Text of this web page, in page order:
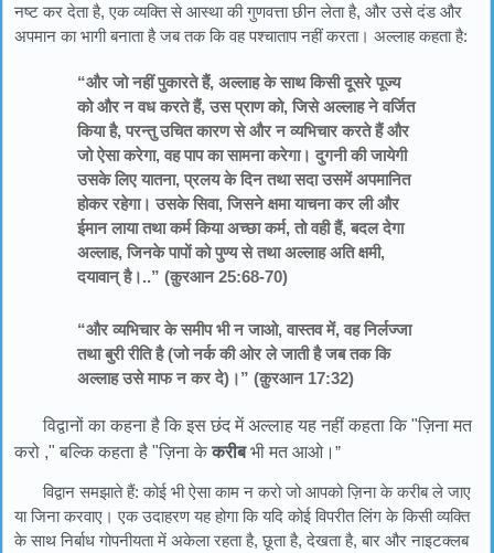
नष्ट कर देता है, एक व्यक्ति से आस्था की गुणवत्ता छीन लेता है, और उसे दंड और
अपमान का भागी बनाता है जब तक कि वह पश्चाताप नहीं करता। अल्लाह कहता है:
“और जो नहीं पुकारते हैं, अल्लाह के साथ किसी दूसरे पूज्य
को और न वध करते हैं, उस प्राण को, जिसे अल्लाह ने वर्जित
किया है, परन्तु उचित कारण से और न व्यभिचार करते हैं और
जो ऐसा करेगा, वह पाप का सामना करेगा। दुगनी की जायेगी
उसके लिए यातना, प्रलय के दिन तथा सदा उसमें अपमानित
होकर रहेगा। उसके सिवा, जिसने क्षमा याचना कर ली और
ईमान लाया तथा कर्म किया अच्छा कर्म, तो वही हैं, बदल देगा
अल्लाह, जिनके पापों को पुण्य से तथा अल्लाह अति क्षमी,
दयावान् है।..” (क़ुरआन 25:68-70)
“और व्यभिचार के समीप भी न जाओ, वास्तव में, वह निर्लज्जा
तथा बुरी रीति है (जो नर्क की ओर ले जाती है जब तक कि
अल्लाह उसे माफ न कर दे)।” (क़ुरआन 17:32)
विद्वानों का कहना है कि इस छंद में अल्लाह यह नहीं कहता कि "ज़िना मत
करो ," बल्कि कहता है "ज़िना केकरीबभी मत आओ। ”
विद्वान समझाते हैं: कोई भी ऐसा काम न करो जो आपको ज़िना के करीब ले जाए
या जिना करवाए। एक उदाहरण यह होगा कि यदि कोई विपरीत लिंग के किसी व्यक्ति
के साथ निर्बाध गोपनीयता में अकेला रहता है, छूता है, देखता है, बार और नाइटक्लब